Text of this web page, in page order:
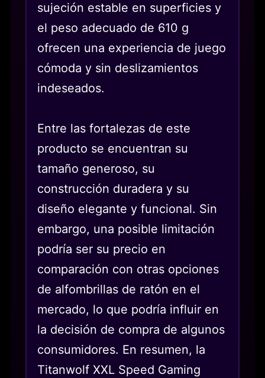
sujeción estable en superficies y
el peso adecuado de 610 g
ofrecen una experiencia de juego
cómoda y sin deslizamientos
indeseados.
Entre las fortalezas de este
producto se encuentran su
tamaño generoso, su
construcción duradera y su
diseño elegante y funcional. Sin
embargo, una posible limitación
podría ser su precio en
comparación con otras opciones
de alfombrillas de ratón en el
mercado, lo que podría influir en
la decisión de compra de algunos
consumidores. En resumen, la
Titanwolf XXL Speed Gaming